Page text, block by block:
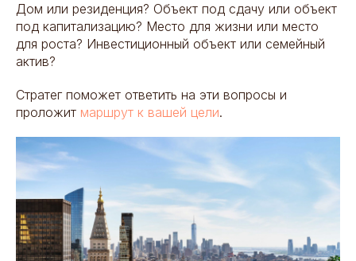
Дом или резиденция? Объект под сдачу или объект
под капитализацию? Место для жизни или место
для роста? Инвестиционный объект или семейный
актив?
Стратег поможет ответить на эти вопросы и
проложит маршрут к вашей цели.